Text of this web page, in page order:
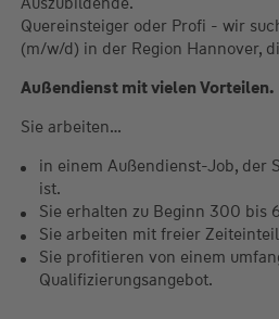
Quereinsteiger oder Profi - wir
(m/w/d) in der Region Hannover,
Außendienst mit vielen Vorteilen.
Sie arbeiten…
in einem Außendienst-Job, der
ist.
Sie erhalten zu Beginn 300 bis
Sie arbeiten mit freier
Sie profitieren von einem
Qualifizierungsangebot.